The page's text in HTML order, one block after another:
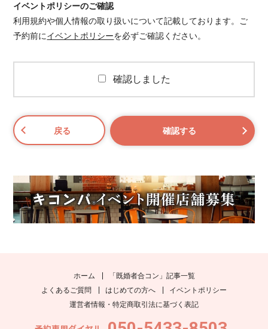
イベントポリシーのご確認
利用規約や個人情報の取り扱いについて記載しております。ご
予約前にイベントポリシーを必ずご確認ください。
確認しました
ホーム
「既婚者合コン」記事一覧
よくあるご質問
はじめての方へ
イベントポリシー
運営者情報・特定商取引法に基づく表記